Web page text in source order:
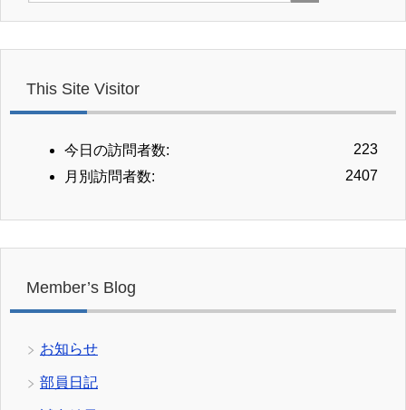
This Site Visitor
223
今日の訪問者数:
2407
月別訪問者数:
Member’s Blog
お知らせ
部員日記